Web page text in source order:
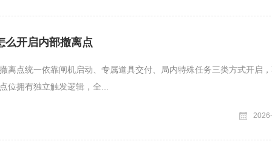
么开启内部撤离点
离点统一依靠闸机启动、专属道具交付、局内特殊任务三类方式开启
位拥有独立触发逻辑，全...